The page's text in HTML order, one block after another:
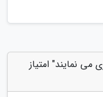
می نمایند" امتیاز